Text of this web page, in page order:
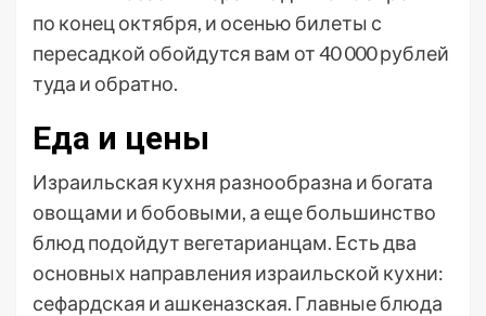
по конец октября, и осенью билеты с
пересадкой обойдутся вам от 40 000 рублей
туда и обратно.
Еда и цены
Израильская кухня разнообразна и богата
овощами и бобовыми, а еще большинство
блюд подойдут вегетарианцам. Есть два
основных направления израильской кухни:
сефардская и ашкеназская. Главные блюда